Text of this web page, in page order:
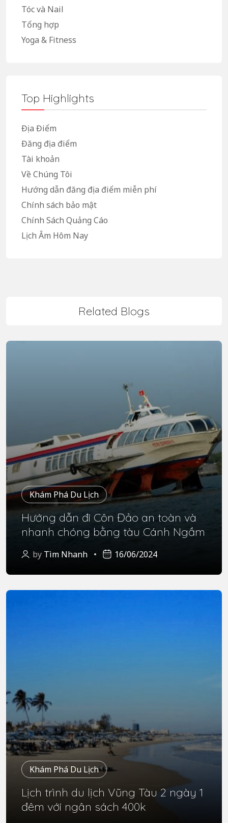
Tóc và Nail
Tổng hợp
Yoga & Fitness
Top Highlights
Địa Điểm
Đăng địa điểm
Tài khoản
Về Chúng Tôi
Hướng dẫn đăng địa điểm miễn phí
Chính sách bảo mật
Chính Sách Quảng Cáo
Lịch Âm Hôm Nay
Related Blogs
Khám Phá Du Lịch
Hướng dẫn đi Côn Đảo an toàn và
nhanh chóng bằng tàu Cánh Ngầm
by Tìm Nhanh 16/06/2024
Khám Phá Du Lịch
Lịch trình du lịch Vũng Tàu 2 ngày 1
đêm với ngân sách 400k